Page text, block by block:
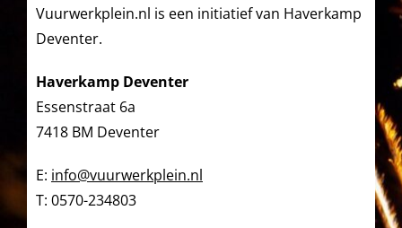
Vuurwerkplein.nl is een initiatief van Haverkamp
Deventer.
Haverkamp Deventer
Essenstraat 6a
7418 BM Deventer
E: info@vuurwerkplein.nl
T: 0570-234803